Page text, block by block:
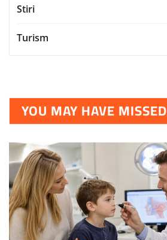
Stiri
Turism
YOU MAY HAVE MISSED